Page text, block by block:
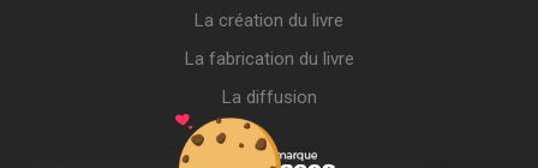
La création du livre
La fabrication du livre
La diffusion